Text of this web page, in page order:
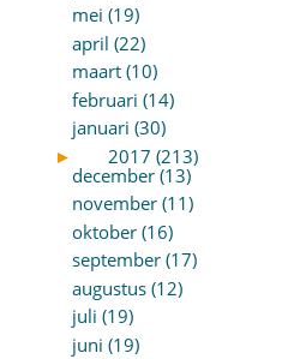
mei (19)
april (22)
maart (10)
februari (14)
januari (30)
►
2017 (213)
december (13)
november (11)
oktober (16)
september (17)
augustus (12)
juli (19)
juni (19)